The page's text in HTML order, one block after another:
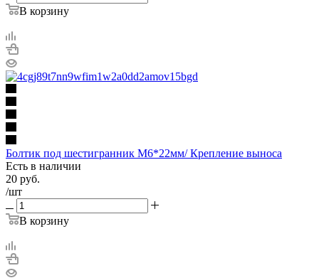
В корзину
Болтик под шестигранник М6*22мм/ Крепление выноса
Есть в наличии
20 руб.
/шт
В корзину